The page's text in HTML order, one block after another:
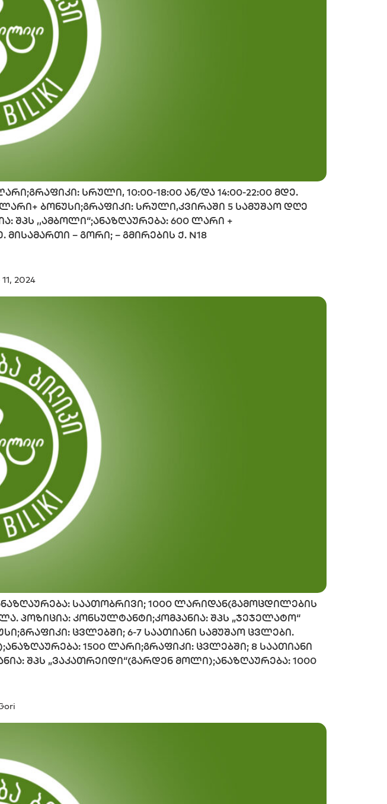
სრული, 10:00-18:00 ან/და 14:00-22:00 მდე.
ბონუსი;გრაფიკი: სრული,კვირაში 5 სამუშაო დღე
შპს ,,ამბოლი“;ანაზღაურება: 600 ლარი +
– გორი; – გმირების ქ. N18
2024
საათობრივი; 1000 ლარიდან(გამოცდილების
პოზიცია: კონსულტანტი;კომპანია: შპს „ჯეჯელატო“
ცვლებში; 6-7 საათიანი სამუშაო ცვლები.
1500 ლარი;გრაფიკი: ცვლებში; 8 საათიანი
შპს „ვაკათრეიდი“(გარდენ მოლი);ანაზღაურება: 1000